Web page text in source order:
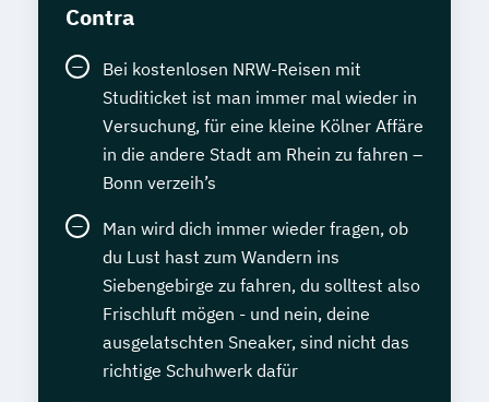
Contra
Bei kostenlosen NRW-Reisen mit
Studiticket ist man immer mal wieder in
Versuchung, für eine kleine Kölner Affäre
in die andere Stadt am Rhein zu fahren –
Bonn verzeih’s
Man wird dich immer wieder fragen, ob
du Lust hast zum Wandern ins
Siebengebirge zu fahren, du solltest also
Frischluft mögen - und nein, deine
ausgelatschten Sneaker, sind nicht das
richtige Schuhwerk dafür